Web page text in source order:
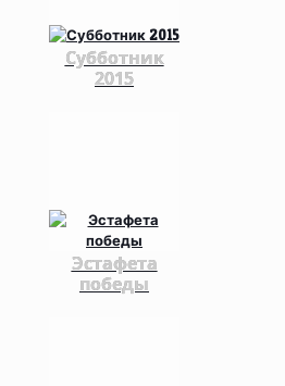
Субботник
2015
Эстафета
победы